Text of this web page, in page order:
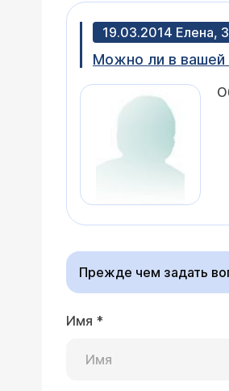
19.03.2014 Елена,
Можно ли в вашей
Прежде чем задать
Имя *